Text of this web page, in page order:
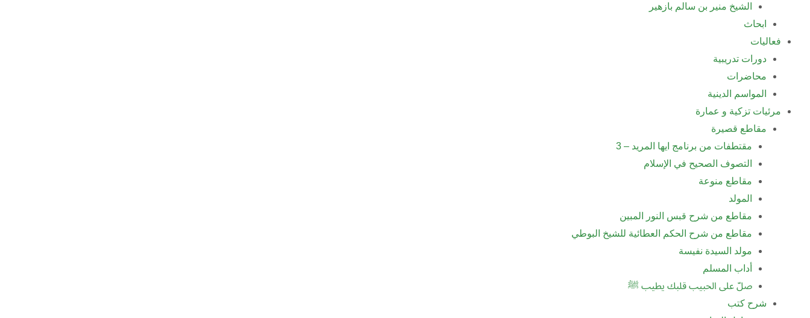
الشيخ منير بن سالم بازهير
ابحاث
فعاليات
دورات تدريبية
محاضرات
المواسم الدينية
مرئيات تزكية و عمارة
مقاطع قصيرة
مقتطفات من برنامج ايها المريد – 3
التصوف الصحيح في الإسلام
مقاطع منوعة
المولد
مقاطع من شرح قبس النور المبين
مقاطع من شرح الحكم العطائية للشيخ البوطي
مولد السيدة نفيسة
أداب المسلم
صلّ على الحبيب قلبك يطيب ﷺ
شرح كتب